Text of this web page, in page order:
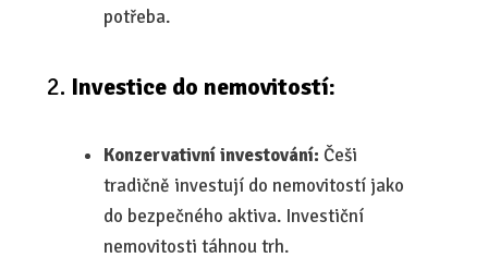
potřeba.
Investice do nemovitostí:
Konzervativní investování: Češi
tradičně investují do nemovitostí jako
do bezpečného aktiva. Investiční
nemovitosti táhnou trh.